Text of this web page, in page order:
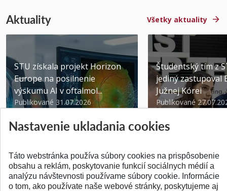
Aktuality Všetky aktuality
STU získala projekt Horizon
Europe na posilnenie
výskumu AI v oftalmol...
Publikované 31.07.2026
Študentský tím z
jediný zastupoval
Južnej Kórei
Publikované
SPÄŤ NA VRCH
Nastavenie ukladania cookies
Táto webstránka používa súbory cookies na prispôsobenie
obsahu a reklám, poskytovanie funkcií sociálnych médií a
analýzu návštevnosti používame súbory cookie. Informácie
o tom, ako používate naše webové stránky, poskytujeme aj